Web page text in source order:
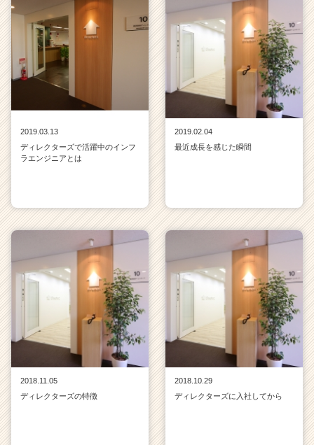
2019.03.13
ディレクターズで活躍中のインフ
ラエンジニアとは
2019.02.04
最近成長を感じた瞬間
2018.11.05
ディレクターズの特徴
2018.10.29
ディレクターズに入社してから